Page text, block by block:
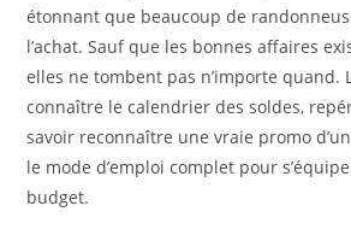
étonnant que beaucoup de
l’achat. Sauf que les bonnes affaires
elles ne tombent pas n’importe quand.
connaître le calendrier des soldes,
savoir reconnaître une vraie promo
le mode d’emploi complet pour
budget.